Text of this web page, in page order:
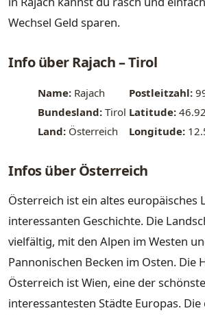
Wechsel Geld sparen.
Info über Rajach – Tirol
Name: Rajach Postleitzahl:
Bundesland: Tirol Latitude:
Land: Österreich Longitude:
Infos über Österreich
Österreich ist ein altes europäisches
interessanten Geschichte. Die
vielfältig, mit den Alpen im Westen
Pannonischen Becken im Osten. Die
Österreich ist Wien, eine der
interessantesten Städte Europas.